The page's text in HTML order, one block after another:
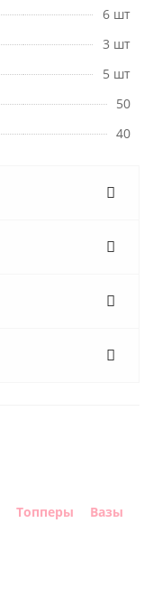
6 шт
3 шт
5 шт
50
40
Топперы
Вазы